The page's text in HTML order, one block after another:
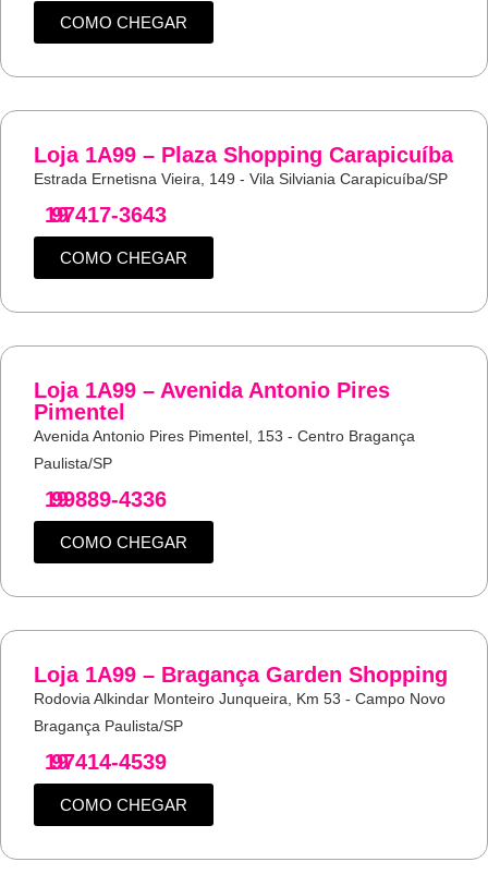
COMO CHEGAR
Loja 1A99 – Plaza Shopping Carapicuíba
Estrada Ernetisna Vieira, 149 - Vila Silviania Carapicuíba/SP
19
97417-3643
COMO CHEGAR
Loja 1A99 – Avenida Antonio Pires
Pimentel
Avenida Antonio Pires Pimentel, 153 - Centro Bragança
Paulista/SP
19
99889-4336
COMO CHEGAR
Loja 1A99 – Bragança Garden Shopping
Rodovia Alkindar Monteiro Junqueira, Km 53 - Campo Novo
Bragança Paulista/SP
19
97414-4539
COMO CHEGAR